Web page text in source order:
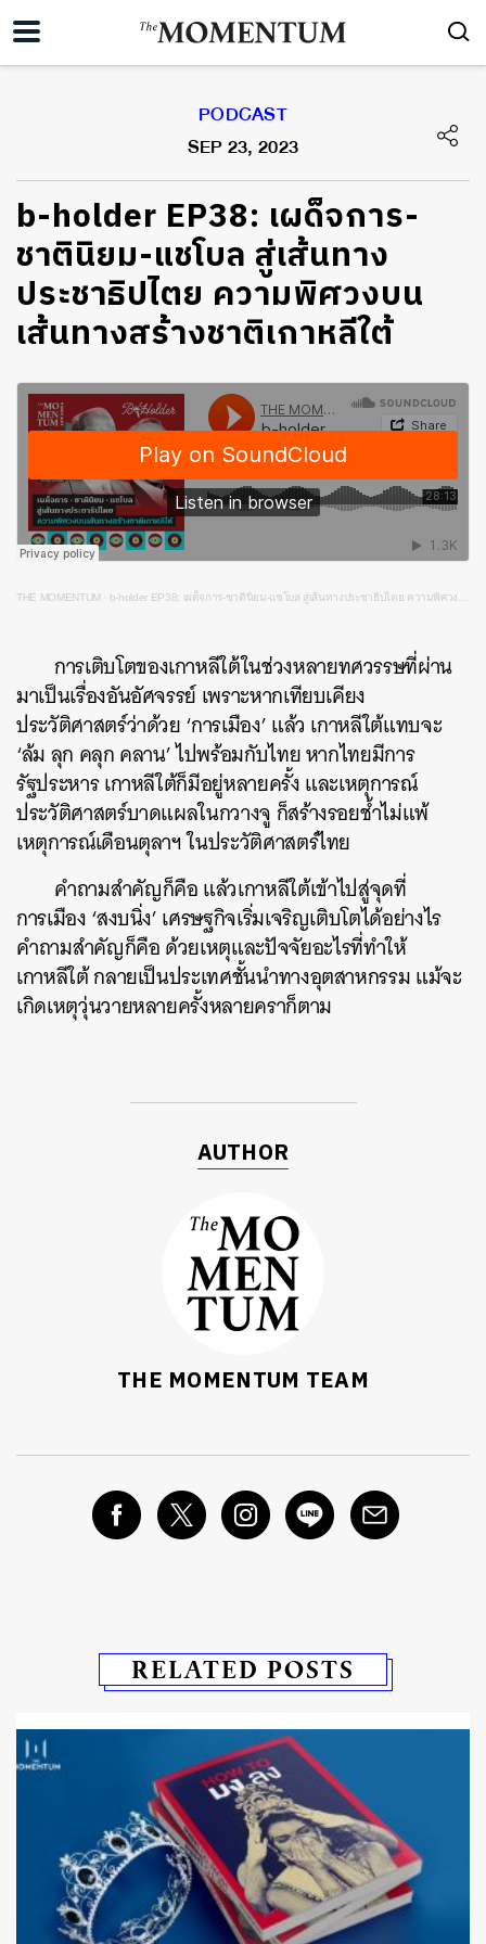
PODCAST
SEP 23, 2023
b-holder EP38: เผด็จการ-
ชาตินิยม-แชโบล สู่เส้นทาง
ประชาธิปไตย ความพิศวงบน
เส้นทางสร้างชาติเกาหลีใต้
THE MOMENTUM · b-holder EP38: เผด็จการ-ชาตินิยม-แชโบล สู่เส้นทางประชาธิปไตย ความพิศวงบนเส้นทางสร้างชาติเกาหลีใต้
การเติบโตของเกาหลีใต้ในช่วงหลายทศวรรษที่ผ่าน
มาเป็นเรื่องอันอัศจรรย์ เพราะหากเทียบเคียง
ประวัติศาสตร์ว่าด้วย ‘การเมือง’ แล้ว เกาหลีใต้แทบจะ
‘ล้ม ลุก คลุก คลาน’ ไปพร้อมกับไทย หากไทยมีการ
รัฐประหาร เกาหลีใต้ก็มีอยู่หลายครั้ง และเหตุการณ์
ประวัติศาสตร์บาดแผลในกวางจู ก็สร้างรอยช้ำไม่แพ้
เหตุการณ์เดือนตุลาฯ ในประวัติศาสตร์ไทย
คำถามสำคัญก็คือ แล้วเกาหลีใต้เข้าไปสู่จุดที่
การเมือง ‘สงบนิ่ง’ เศรษฐกิจเริ่มเจริญเติบโตได้อย่างไร
คำถามสำคัญก็คือ ด้วยเหตุและปัจจัยอะไรที่ทำให้
เกาหลีใต้ กลายเป็นประเทศชั้นนำทางอุตสาหกรรม แม้จะ
เกิดเหตุวุ่นวายหลายครั้งหลายคราก็ตาม
AUTHOR
THE MOMENTUM TEAM
RELATED POSTS
TWEET LINE